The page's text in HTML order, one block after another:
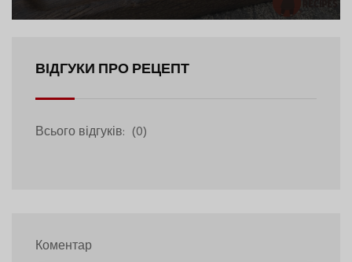
ВІДГУКИ ПРО РЕЦЕПТ
Всього відгуків: (0)
Коментар